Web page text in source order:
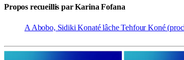
Propos recueillis par Karina Fofana
A Abobo, Sidiki Konaté lâche Tehfour Koné